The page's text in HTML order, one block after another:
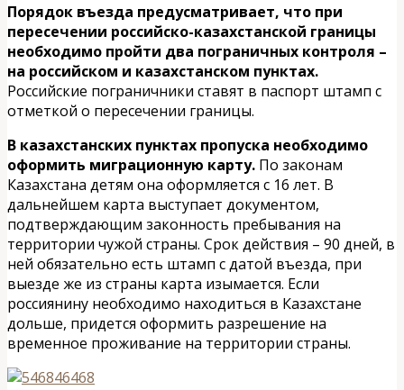
Порядок въезда предусматривает, что при
пересечении российско-казахстанской границы
необходимо пройти два пограничных контроля –
на российском и казахстанском пунктах.
Российские пограничники ставят в паспорт штамп с
отметкой о пересечении границы.
В казахстанских пунктах пропуска необходимо
оформить миграционную карту. По законам
Казахстана детям она оформляется с 16 лет. В
дальнейшем карта выступает документом,
подтверждающим законность пребывания на
территории чужой страны. Срок действия – 90 дней, в
ней обязательно есть штамп с датой въезда, при
выезде же из страны карта изымается. Если
россиянину необходимо находиться в Казахстане
дольше, придется оформить разрешение на
временное проживание на территории страны.